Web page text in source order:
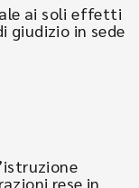
ai soli effetti
giudizio in sede
rese in